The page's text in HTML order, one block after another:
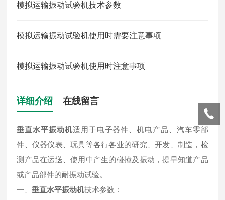
模拟运输振动试验机技术参数
模拟运输振动试验机使用时需要注意事项
模拟运输振动试验机使用时注意事项
详细介绍 在线留言
垂直水平振动机适用于电子器件、机电产品、汽车零部
件、仪器仪表、玩具等各行各业的研究、开发、制造，检
测产品在运送、使用中产生的碰撞及振动，提早知道产品
或产品部件的耐振动试验。
一、垂直水平振动机技术参数：